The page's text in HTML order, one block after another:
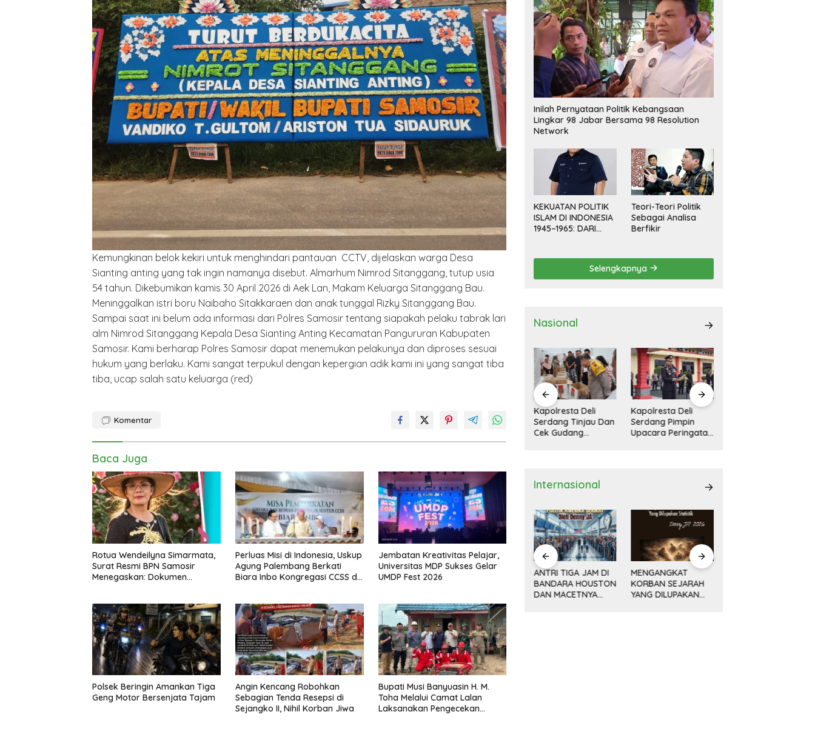
Kemungkinan belok kekiri untuk menghindari pantauan CCTV, dijelaskan warga Desa
Sianting anting yang tak ingin namanya disebut. Almarhum Nimrod Sitanggang, tutup usia
54 tahun. Dikebumikan kamis 30 April 2026 di Aek Lan, Makam Keluarga Sitanggang Bau.
Meninggalkan istri boru Naibaho Sitakkaraen dan anak tunggal Rizky Sitanggang Bau.
Sampai saat ini belum ada informasi dari Polres Samosir tentang siapakah pelaku tabrak lari
alm Nimrod Sitanggang Kepala Desa Sianting Anting Kecamatan Pangururan Kabupaten
Samosir. Kami berharap Polres Samosir dapat menemukan pelakunya dan diproses sesuai
hukum yang berlaku. Kami sangat terpukul dengan kepergian adik kami ini yang sangat tiba
tiba, ucap salah satu keluarga (red)
Komentar
Baca Juga
Rotua Wendeilyna Simarmata,
Surat Resmi BPN Samosir
Menegaskan: Dokumen
Sengketa Lumban Silo
Perluas Misi di Indonesia, Uskup
Agung Palembang Berkati
Biara Inbo Kongregasi CCSS di
Jembatan Kreativitas Pelajar,
Universitas MDP Sukses Gelar
UMDP Fest 2026
Polsek Beringin Amankan Tiga
Geng Motor Bersenjata Tajam
Angin Kencang Robohkan
Sebagian Tenda Resepsi di
Sejangko II, Nihil Korban Jiwa
Bupati Musi Banyuasin H. M.
Toha Melalui Camat Lalan
Laksanakan Pengecekan
Inilah Pernyataan Politik Kebangsaan
Lingkar 98 Jabar Bersama 98 Resolution
Network
KEKUATAN POLITIK
ISLAM DI INDONESIA
1945–1965: DARI
TERPIMPIN
Teori-Teori Politik
Sebagai Analisa
Berfikir
Selengkapnya
Nasional
“Zebra Toba”
Serdang Pimpin
Purna Bakti
Serdang Tinjau Dan
Logistik KPU
Kapolresta Deli
Serdang Pimpin
Upacara Peringatan
11 Rumah Rusak
Diterjang Bandang
Di Tanah Pinem
Internasional
Minyak, Bisnis dan
Politik (9)
NEGARA MINYAK
MELAWAN
SUPERPOWER DUNIA
DONALD TRUMP,
TARIF 32 PERSEN
CIBADUYUT
ANTRI TIGA JAM DI
BANDARA HOUSTON
POLITIK AMERIKA
SERIKAT
MENGANGKAT
KORBAN SEJARAH
YANG DILUPAKAN
AWAL KEMAJUAN
CINA DAN REVOLUSI
DAMAI DENG